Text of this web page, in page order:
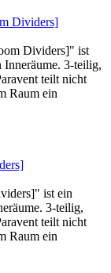
Dividers]
Dividers]" ist
Inneräume. 3-teilig,
teilt nicht
Raum ein
ist ein
3-teilig,
teilt nicht
Raum ein